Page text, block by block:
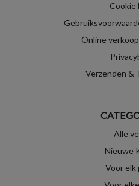
Cookie
Online
Verzenden &
Alle
Nieuwe
Voor elk